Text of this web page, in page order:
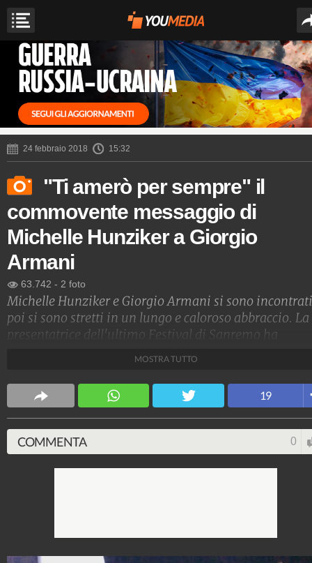
24 febbraio 2018 15:32
"Ti amerò per sempre" il
commovente messaggio di
Michelle Hunziker a Giorgio
Armani
63.742 - 2 foto
Michelle Hunziker e Giorgio Armani si sono
poi si sono stretti in un lungo e caloroso abbraccio. La
presentatrice dell'ultimo Festival di Sanremo ha
Social Spettacolo
MOSTRA TUTTO
19
COMMENTA 0